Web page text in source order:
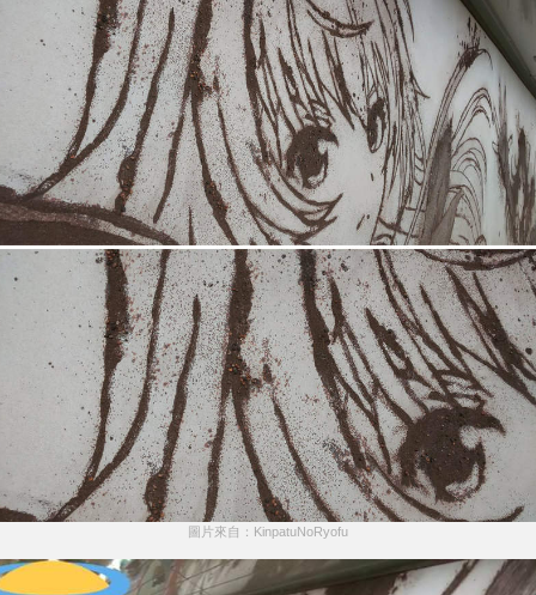
圖片來自：KinpatuNoRyofu